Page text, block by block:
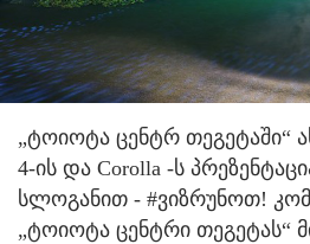
„ტოიოტა ცენტრ თეგეტაში“
4-ის და Corolla -ს
სლოგანით - #ვიზრუნოთ!
„ტოიოტა ცენტრი თეგეტას“